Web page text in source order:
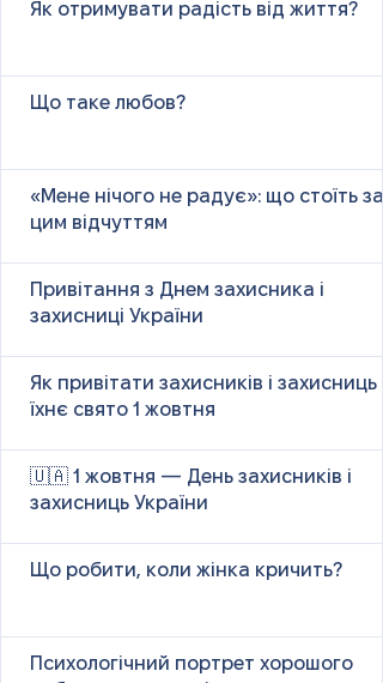
Як отримувати радість від життя?
Що таке любов?
«Мене нічого не радує»: що стоїть за
цим відчуттям
Привітання з Днем захисника і
захисниці України
Як привітати захисників і захисниць у
їхнє свято 1 жовтня
🇺🇦 1 жовтня — День захисників і
захисниць України
Що робити, коли жінка кричить?
Психологічний портрет хорошого